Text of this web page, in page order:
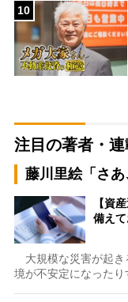
10
注目の著者・連
藤川里絵「さあ
【資
備え
大規模な災害が起き
境が不安定になった